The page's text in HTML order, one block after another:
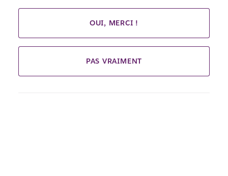
OUI, MERCI !
PAS VRAIMENT